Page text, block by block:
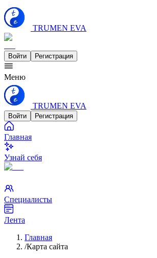
TRUMEN EVA
Войти Регистрация
Меню
TRUMEN EVA
Войти Регистрация
Главная
Узнай себя
Специалисты
Лента
Главная
/Карта сайта